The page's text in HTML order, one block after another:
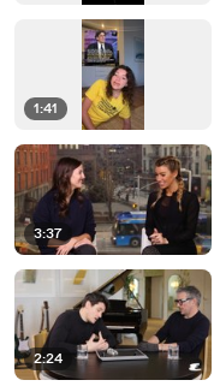
1:41
3:37
2:24